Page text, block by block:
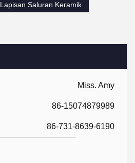
Miss. Amy
86-15074879989
86-731-8639-6190
Lapisan Saluran Keramik